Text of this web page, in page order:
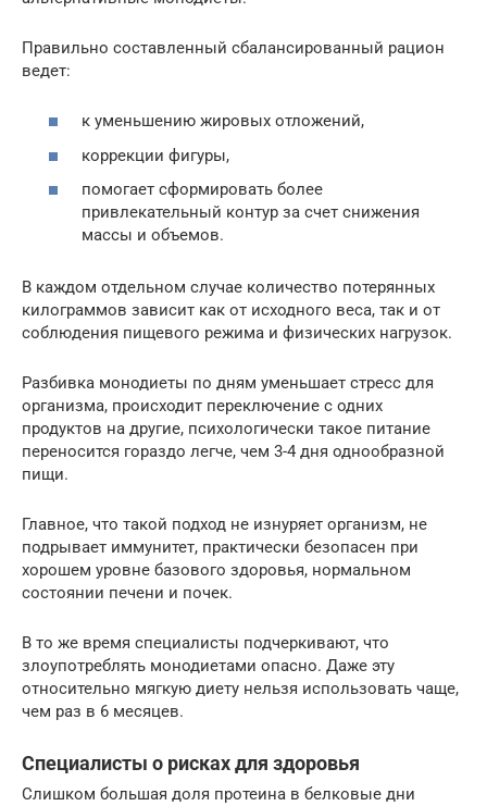
Правильно составленный сбалансированный рацион
ведет:
к уменьшению жировых отложений,
коррекции фигуры,
помогает сформировать более
привлекательный контур за счет снижения
массы и объемов.
В каждом отдельном случае количество потерянных
килограммов зависит как от исходного веса, так и от
соблюдения пищевого режима и физических нагрузок.
Разбивка монодиеты по дням уменьшает стресс для
организма, происходит переключение с одних
продуктов на другие, психологически такое питание
переносится гораздо легче, чем 3-4 дня однообразной
пищи.
Главное, что такой подход не изнуряет организм, не
подрывает иммунитет, практически безопасен при
хорошем уровне базового здоровья, нормальном
состоянии печени и почек.
В то же время специалисты подчеркивают, что
злоупотреблять монодиетами опасно. Даже эту
относительно мягкую диету нельзя использовать чаще,
чем раз в 6 месяцев.
Специалисты о рисках для здоровья
Слишком большая доля протеина в белковые дни